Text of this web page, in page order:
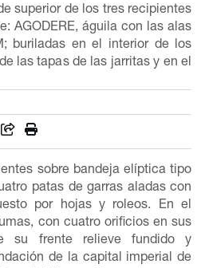
superior de los tres recipientes
AGODERE, águila con las alas
buriladas en el interior de los
las tapas de las jarritas y en el
sobre bandeja elíptica tipo
patas de garras aladas con
por hojas y roleos. En el
con cuatro orificios en sus
su frente relieve fundido y
de la capital imperial de